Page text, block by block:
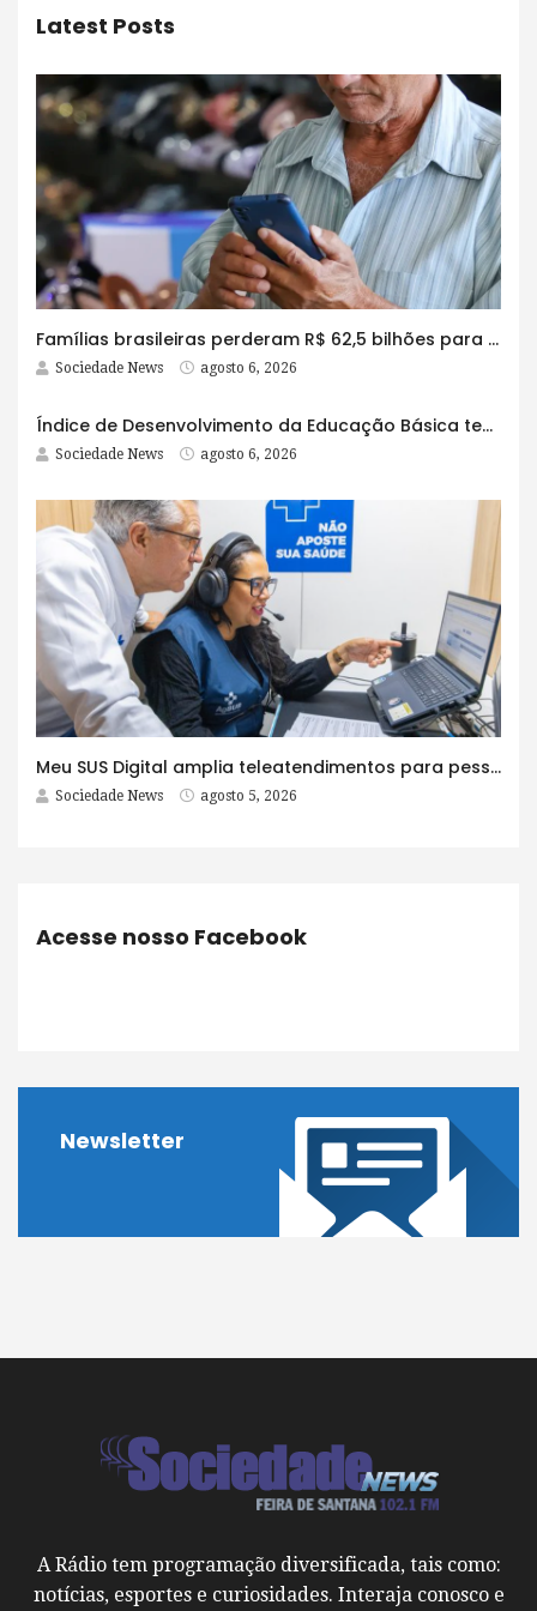
Latest Posts
Famílias brasileiras perderam R$ 62,5 bilhões para bets em 2025
Sociedade News agosto 6, 2026
Índice de Desenvolvimento da Educação Básica tem elevação em todas as etapas
Sociedade News agosto 6, 2026
Meu SUS Digital amplia teleatendimentos para pessoas com problemas com jogos e apostas
Sociedade News agosto 5, 2026
Acesse nosso Facebook
Newsletter
A Rádio tem programação diversificada, tais como:
notícias, esportes e curiosidades. Interaja conosco e